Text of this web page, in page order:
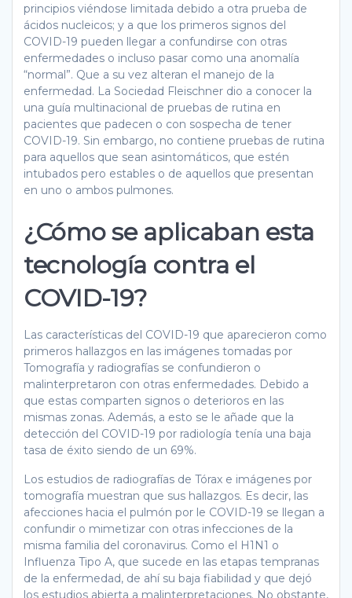
principios viéndose limitada debido a otra prueba de
ácidos nucleicos; y a que los primeros signos del
COVID-19 pueden llegar a confundirse con otras
enfermedades o incluso pasar como una anomalía
“normal”. Que a su vez alteran el manejo de la
enfermedad. La Sociedad Fleischner dio a conocer la
una guía multinacional de pruebas de rutina en
pacientes que padecen o con sospecha de tener
COVID-19. Sin embargo, no contiene pruebas de rutina
para aquellos que sean asintomáticos, que estén
intubados pero estables o de aquellos que presentan
en uno o ambos pulmones.
¿Cómo se aplicaban esta
tecnología contra el
COVID-19?
Las características del COVID-19 que aparecieron como
primeros hallazgos en las imágenes tomadas por
Tomografía y radiografías se confundieron o
malinterpretaron con otras enfermedades. Debido a
que estas comparten signos o deterioros en las
mismas zonas. Además, a esto se le añade que la
detección del COVID-19 por radiología tenía una baja
tasa de éxito siendo de un 69%.
Los estudios de radiografías de Tórax e imágenes por
tomografía muestran que sus hallazgos. Es decir, las
afecciones hacia el pulmón por le COVID-19 se llegan a
confundir o mimetizar con otras infecciones de la
misma familia del coronavirus. Como el H1N1 o
Influenza Tipo A, que sucede en las etapas tempranas
de la enfermedad, de ahí su baja fiabilidad y que dejó
los estudios abierta a malinterpretaciones. No obstante,